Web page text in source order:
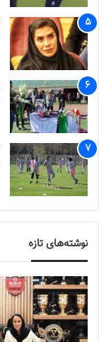
نوشته‌های تازه